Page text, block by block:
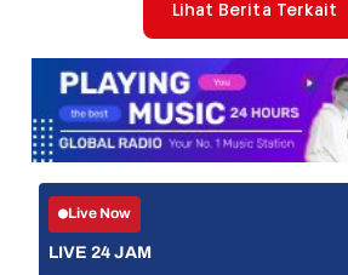
Lihat Berita Terkait
Live Now
LIVE 24 JAM